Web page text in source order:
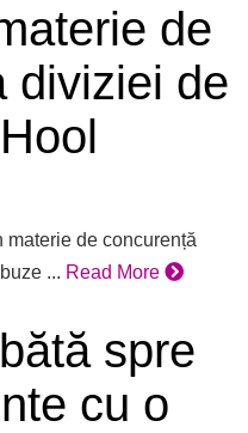
de
diviziei de
materie de concurență
... Read More
spre
cu o